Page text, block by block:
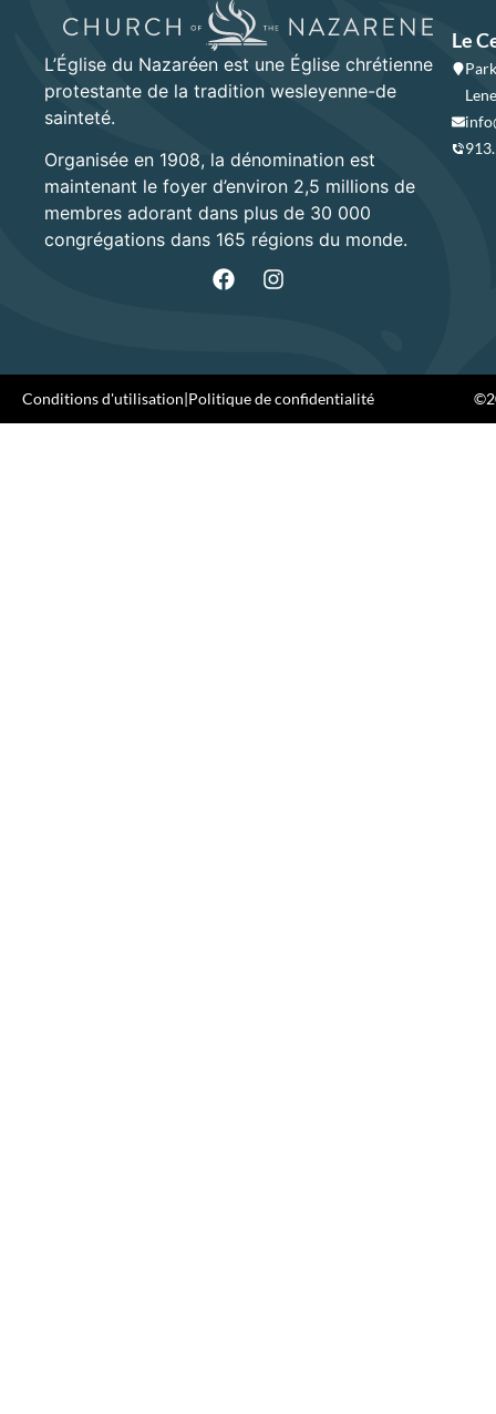
L’Église du Nazaréen est une Église chrétienne
protestante de la tradition wesleyenne-de
sainteté.
Organisée en 1908, la dénomination est
maintenant le foyer d’environ 2,5 millions de
membres adorant dans plus de 30 000
congrégations dans 165 régions du monde.
Le
Conditions d'utilisation|Politique de confidentialité